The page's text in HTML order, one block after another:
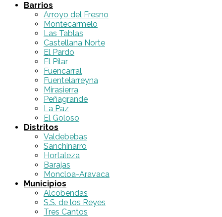
Barrios
Arroyo del Fresno
Montecarmelo
Las Tablas
Castellana Norte
El Pardo
El Pilar
Fuencarral
Fuentelarreyna
Mirasierra
Peñagrande
La Paz
El Goloso
Distritos
Valdebebas
Sanchinarro
Hortaleza
Barajas
Moncloa-Aravaca
Municipios
Alcobendas
S.S. de los Reyes
Tres Cantos